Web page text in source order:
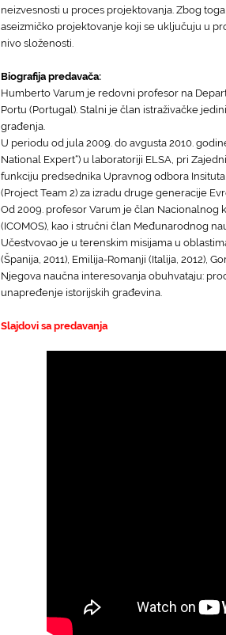
neizvesnosti u proces projektovanja. Zbog
aseizmičko projektovanje koji se uključuju u
nivo složenosti.
Biografija predavača:
Humberto Varum je redovni profesor na
Portu (Portugal). Stalni je član istraživačke
građenja.
U periodu od jula 2009. do avgusta 2010.
National Expert“) u laboratoriji ELSA, pri
funkciju predsednika Upravnog odbora
(Project Team 2) za izradu druge generacije
Od 2009. profesor Varum je član
(ICOMOS), kao i stručni član Međunarodnog
Učestvovao je u terenskim misijama u
(Španija, 2011), Emilija-Romanji (Italija, 2012),
Njegova naučna interesovanja obuhvataju:
unapređenje istorijskih građevina.
Slajdovi sa predavanja